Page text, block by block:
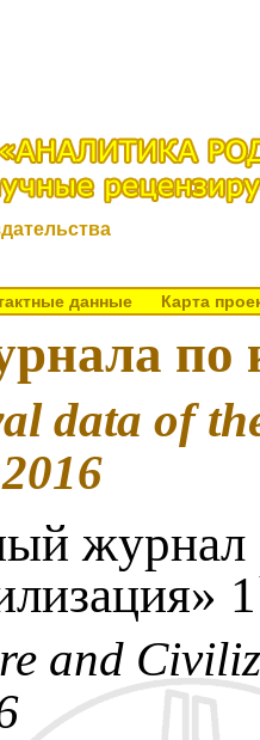
данные Карта
по
data of
журнал
and